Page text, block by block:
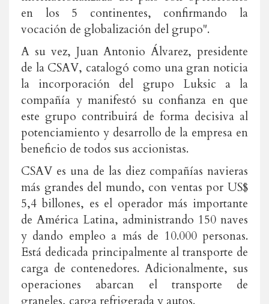
en los 5 continentes, confirmando la
vocación de globalización del grupo".
A su vez, Juan Antonio Álvarez, presidente
de la CSAV, catalogó como una gran noticia
la incorporación del grupo Luksic a la
compañía y manifestó su confianza en que
este grupo contribuirá de forma decisiva al
potenciamiento y desarrollo de la empresa en
beneficio de todos sus accionistas.
CSAV es una de las diez compañías navieras
más grandes del mundo, con ventas por US$
5,4 billones, es el operador más importante
de América Latina, administrando 150 naves
y dando empleo a más de 10.000 personas.
Está dedicada principalmente al transporte de
carga de contenedores. Adicionalmente, sus
operaciones abarcan el transporte de